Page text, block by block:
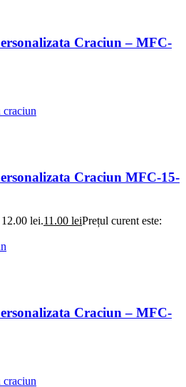
Craciun – MFC-
Craciun MFC-15-
lei.11.00 leiPrețul curent este:
Craciun – MFC-